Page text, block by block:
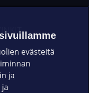
evästeitä
ja